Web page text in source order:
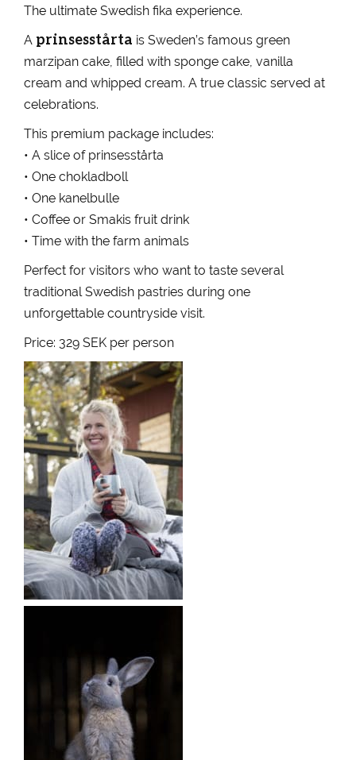
The ultimate Swedish fika experience.
A prinsesstårta is Sweden’s famous green
marzipan cake, filled with sponge cake, vanilla
cream and whipped cream. A true classic served at
celebrations.
This premium package includes:
• A slice of prinsesstårta
• One chokladboll
• One kanelbulle
• Coffee or Smakis fruit drink
• Time with the farm animals
Perfect for visitors who want to taste several
traditional Swedish pastries during one
unforgettable countryside visit.
Price: 329 SEK per person